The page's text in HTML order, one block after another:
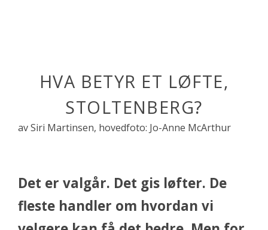
HVA BETYR ET LØFTE,
STOLTENBERG?
av Siri Martinsen, hovedfoto: Jo-Anne McArthur
Det er valgår. Det gis løfter. De
fleste handler om hvordan vi